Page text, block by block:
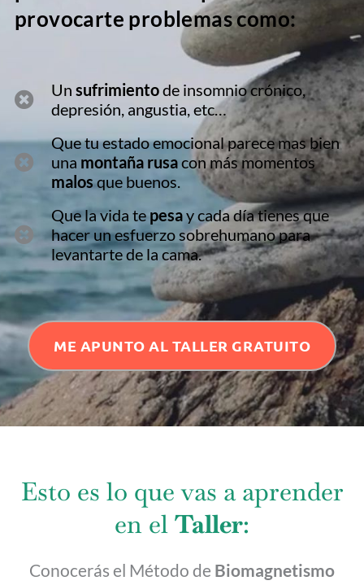
provocarte problemas como:
Un sufrimientode insomnio crónico,
depresión, angustia, etc…
Que tu estado emocional parece mas bien
una montaña rusacon más momentos
malosque buenos.
Que la vida te pesay cada día tienes que
hacer un esfuerzo sobrehumano para
levantarte de la cama.
ME APUNTO AL TALLER GRATUITO
Esto es lo que vas a aprender
en el Taller:
Conocerás el Método de Biomagnetismo